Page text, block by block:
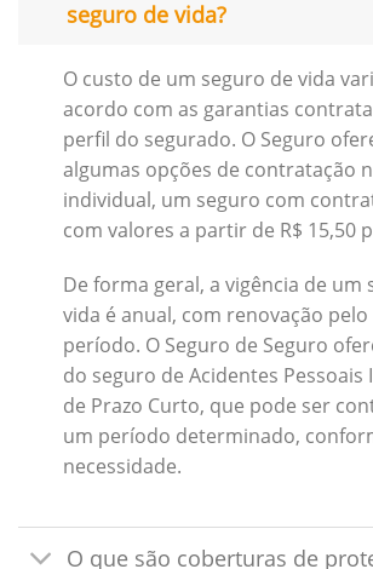
seguro de vida?
O custo de um seguro de vida
acordo com as garantias
perfil do segurado. O Seguro
algumas opções de contratação
individual, um seguro com
com valores a partir de R$ 15,50
De forma geral, a vigência de um
vida é anual, com renovação
período. O Seguro de Seguro
do seguro de Acidentes Pessoais
de Prazo Curto, que pode ser
um período determinado,
necessidade.
O que são coberturas de